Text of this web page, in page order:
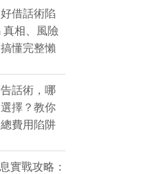
借話術陷
真相、風險
懂完整懶
告話術，哪
擇？教你
費用陷阱
實戰攻略：